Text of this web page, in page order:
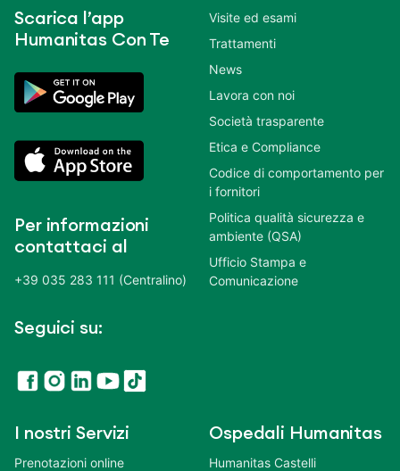
Scarica l’app
Humanitas Con Te
Per informazioni
contattaci al
+39 035 283 111 (Centralino)
Seguici su:
Visite ed esami
Trattamenti
News
Lavora con noi
Società trasparente
Etica e Compliance
Codice di comportamento per
i fornitori
Politica qualità sicurezza e
ambiente (QSA)
Ufficio Stampa e
Comunicazione
I nostri Servizi
Prenotazioni online
Ospedali Humanitas
Humanitas Castelli